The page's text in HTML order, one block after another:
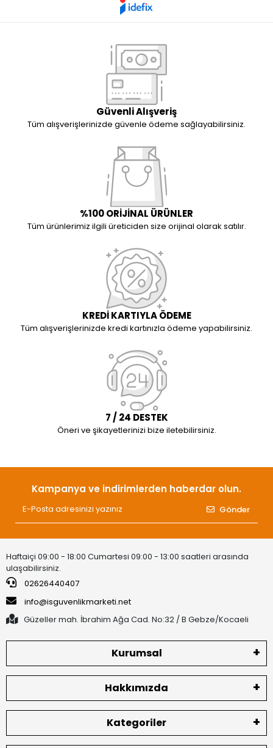
Güvenli Alışveriş
Tüm alışverişlerinizde güvenle ödeme sağlayabilirsiniz.
%100 ORİJİNAL ÜRÜNLER
Tüm ürünlerimiz ilgili üreticiden size orijinal olarak satılır.
KREDİ KARTIYLA ÖDEME
Tüm alışverişlerinizde kredi kartınızla ödeme yapabilirsiniz.
7 / 24 DESTEK
Öneri ve şikayetlerinizi bize iletebilirsiniz.
Kampanya ve indirimlerden haberdar olun.
Gönder
Haftaiçi 09:00 - 18:00 Cumartesi 09:00 - 13:00 saatleri arasında
ulaşabilirsiniz.
02626440407
info@isguvenlikmarketi.net
Güzeller mah. İbrahim Ağa Cad. No:32 / B Gebze/Kocaeli
Kurumsal
Hakkımızda
Kategoriler